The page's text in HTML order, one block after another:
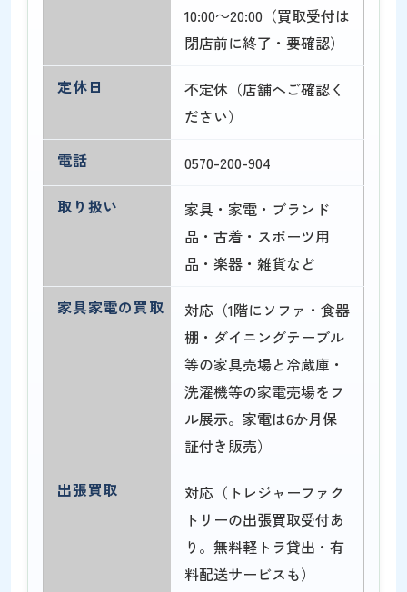
10:00～20:00（買取受付は
閉店前に終了・要確認）
定休日
不定休（店舗へご確認く
ださい）
電話
0570-200-904
取り扱い
家具・家電・ブランド
品・古着・スポーツ用
品・楽器・雑貨など
家具家電の買取
対応（1階にソファ・食器
棚・ダイニングテーブル
等の家具売場と冷蔵庫・
洗濯機等の家電売場をフ
ル展示。家電は6か月保
証付き販売）
出張買取
対応（トレジャーファク
トリーの出張買取受付あ
り。無料軽トラ貸出・有
料配送サービスも）